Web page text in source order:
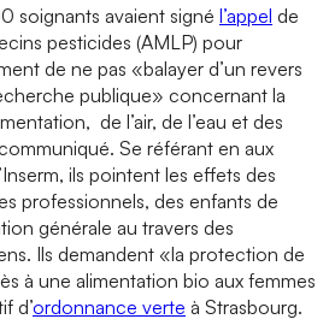
soignants avaient signé l’appel de
pesticides (AMLP) pour
de ne pas «balayer d’un revers
publique» concernant la
de l’air, de l’eau et des
Se référant en aux
ils pointent les effets des
professionnels, des enfants de
générale au travers des
Ils demandent «la protection de
à une alimentation bio aux femmes
d’ordonnance verte à Strasbourg.